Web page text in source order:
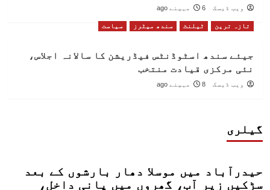
ویب ڈیسک 6 مہینے ago
تازہ ترین ٹیلنٹ سندھ میٹرز سیاست
جیئے سندھ اسٹوڈنٹس فیڈریشن کا سالانہ اجلاس،
نئی مرکزی قیادت منتخب
ویب ڈیسک 8 مہینے ago
گیلری
حیدرآباد میں موسلا دھار بارشوں کے بعد
سڑکیں زیر آب، گھروں میں پانی داخل،